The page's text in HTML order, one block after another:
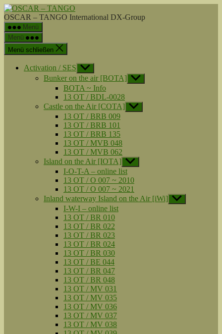
Zum
Inhalt
springen
-
OSCAR – TANGO International DX-Group
Menü
Menü
Menü schließen
Activation / SES Untermenü
anzeigen
Bunker on the air [BOTA] Untermenü
anzeigen
BOTA ~ Info
13 OT / BDL-0028
Castle on the Air [COTA] Untermenü
anzeigen
13 OT / BRB 009
13 OT / BRB 101
13 OT / BRB 135
13 OT / MVB 048
13 OT / MVB 062
Island on the Air [IOTA] Untermenü
anzeigen
I-O-T-A – online list
13 OT / O 007 ~ 2010
13 OT / O 007 ~ 2021
Inland waterway Island on the Air [iWi] Untermenü
anzeigen
I-W-I – online list
13 OT / BR 010
13 OT / BR 022
13 OT / BR 023
13 OT / BR 024
13 OT / BR 030
13 OT / BE 044
13 OT / BR 047
13 OT / BR 048
13 OT / MV 031
13 OT / MV 035
13 OT / MV 036
13 OT / MV 037
13 OT / MV 038